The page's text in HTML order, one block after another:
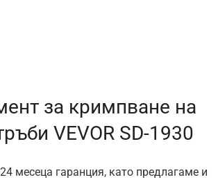
за кримпване на
VEVOR SD-1930
месеца гаранция, като предлагаме и